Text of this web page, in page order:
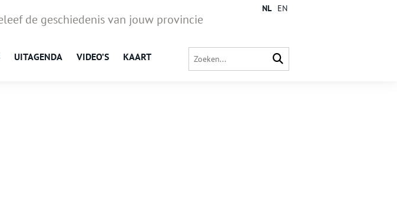
de geschiedenis van jouw provincie
UITAGENDA VIDEO’S KAART
NL EN